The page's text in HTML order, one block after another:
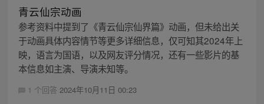
青云仙宗动画
参考资料中提到了《青云仙宗仙界篇》动画，但未给出关
于动画具体内容情节等更多详细信息，仅可知其2024年上
映，语言为国语，以及网友评分情况，还有一些影片的基
本信息如主演、导演未知等。
1 个回答 2024年10月11日 00:23